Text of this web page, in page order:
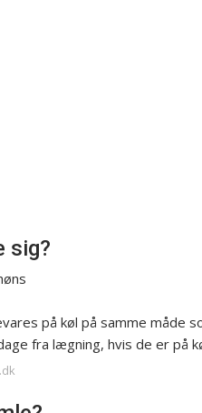
sig?
på køl på samme måde
fra lægning, hvis de er på